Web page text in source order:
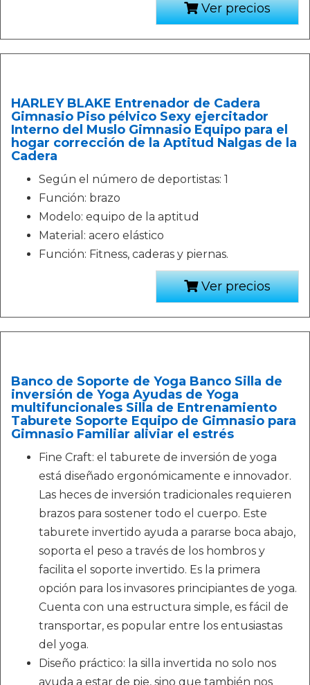
Ver precios
HARLEY BLAKE Entrenador de Cadera
Gimnasio Piso pélvico Sexy ejercitador
Interno del Muslo Gimnasio Equipo para el
hogar corrección de la Aptitud Nalgas de la
Cadera
Según el número de deportistas: 1
Función: brazo
Modelo: equipo de la aptitud
Material: acero elástico
Función: Fitness, caderas y piernas.
Ver precios
Banco de Soporte de Yoga Banco Silla de
inversión de Yoga Ayudas de Yoga
multifuncionales Silla de Entrenamiento
Taburete Soporte Equipo de Gimnasio para
Gimnasio Familiar aliviar el estrés
Fine Craft: el taburete de inversión de yoga
está diseñado ergonómicamente e innovador.
Las heces de inversión tradicionales requieren
brazos para sostener todo el cuerpo. Este
taburete invertido ayuda a pararse boca abajo,
soporta el peso a través de los hombros y
facilita el soporte invertido. Es la primera
opción para los invasores principiantes de yoga.
Cuenta con una estructura simple, es fácil de
transportar, es popular entre los entusiastas
del yoga.
Diseño práctico: la silla invertida no solo nos
ayuda a estar de pie, sino que también nos